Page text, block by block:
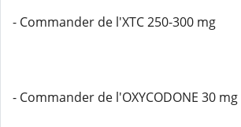
- Commander de l'XTC 250-300 mg
- Commander de l'OXYCODONE 30 mg